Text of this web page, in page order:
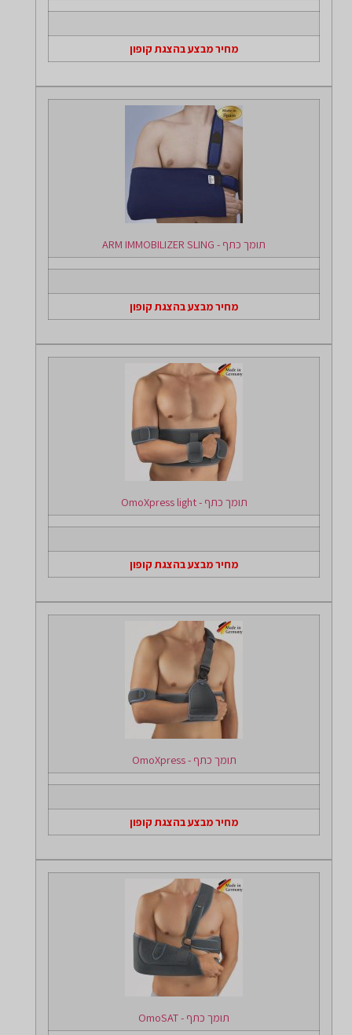
מחיר מבצע בהצגת קופון
תומך כתף - ARM IMMOBILIZER SLING
מחיר מבצע בהצגת קופון
תומך כתף - OmoXpress light
מחיר מבצע בהצגת קופון
תומך כתף - OmoXpress
מחיר מבצע בהצגת קופון
תומך כתף - OmoSAT